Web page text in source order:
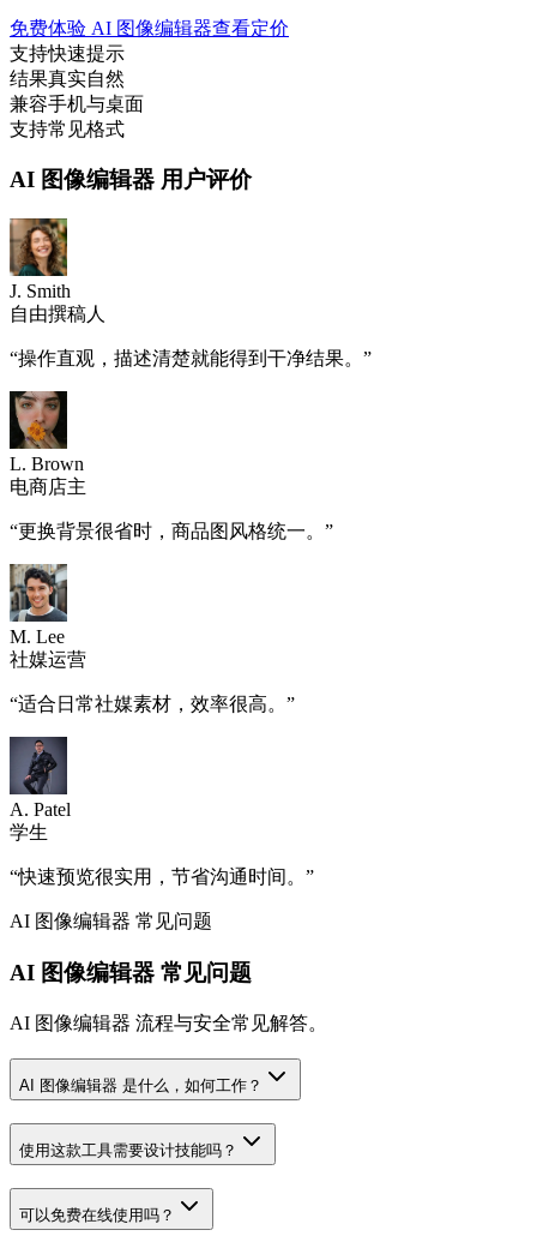
免费体验 AI 图像编辑器查看定价
支持快速提示
结果真实自然
兼容手机与桌面
支持常见格式
AI 图像编辑器 用户评价
J. Smith
自由撰稿人
“操作直观，描述清楚就能得到干净结果。 ”
L. Brown
电商店主
“更换背景很省时，商品图风格统一。 ”
M. Lee
社媒运营
“适合日常社媒素材，效率很高。 ”
A. Patel
学生
“快速预览很实用，节省沟通时间。 ”
AI 图像编辑器 常见问题
AI 图像编辑器 常见问题
AI 图像编辑器 流程与安全常见解答。
AI 图像编辑器 是什么，如何工作？
使用这款工具需要设计技能吗？
可以免费在线使用吗？